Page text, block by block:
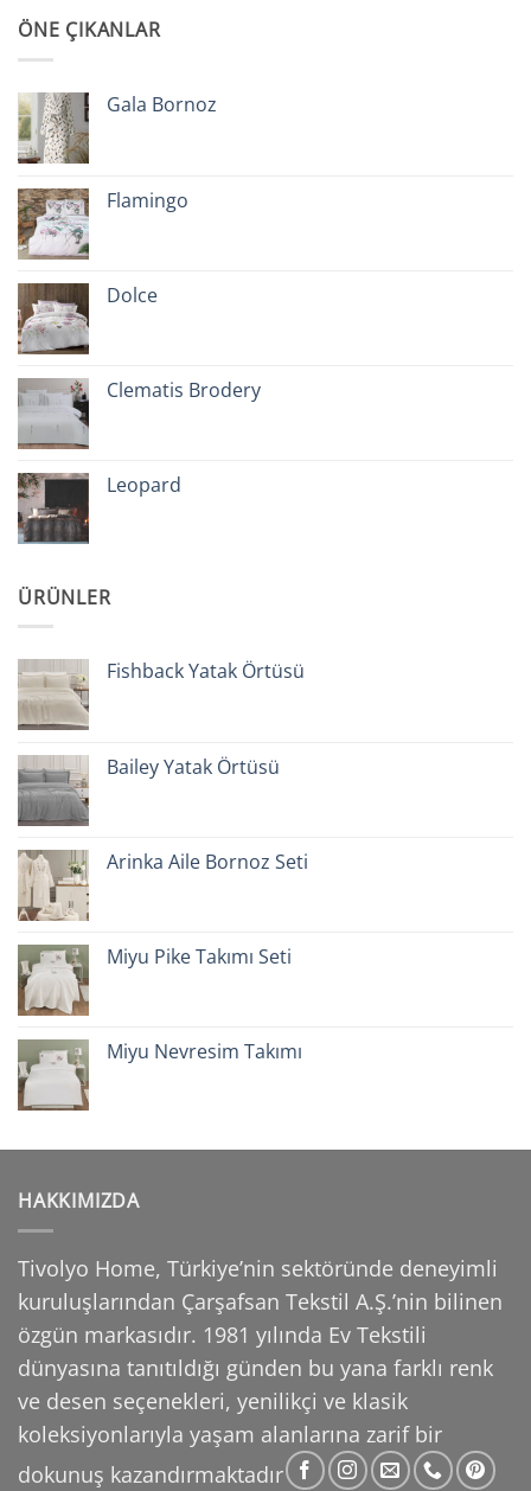
ÖNE ÇIKANLAR
Gala Bornoz
Flamingo
Dolce
Clematis Brodery
Leopard
ÜRÜNLER
Fishback Yatak Örtüsü
Bailey Yatak Örtüsü
Arinka Aile Bornoz Seti
Miyu Pike Takımı Seti
Miyu Nevresim Takımı
HAKKIMIZDA
Tivolyo Home, Türkiye’nin sektöründe deneyimli
kuruluşlarından Çarşafsan Tekstil A.Ş.’nin bilinen
özgün markasıdır. 1981 yılında Ev Tekstili
dünyasına tanıtıldığı günden bu yana farklı renk
ve desen seçenekleri, yenilikçi ve klasik
koleksiyonlarıyla yaşam alanlarına zarif bir
dokunuş kazandırmaktadır